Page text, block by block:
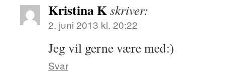
Kristina Kskriver:
2. juni 2013 kl. 20:22
Jeg vil gerne være med:)
Svar